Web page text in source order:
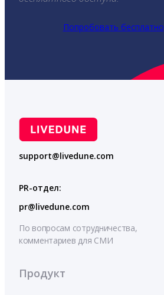
Попробовать бесплатно
support@livedune.com
PR-отдел:
pr@livedune.com
По вопросам сотрудничества,
комментариев для СМИ
Продукт